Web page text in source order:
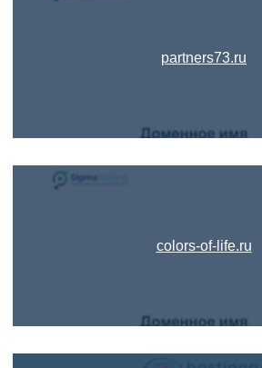
partners73.ru
colors-of-life.ru